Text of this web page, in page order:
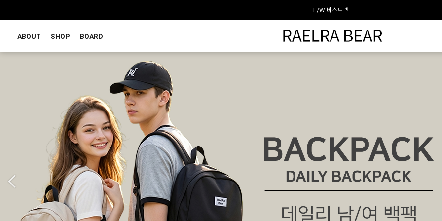
라엘라베어가 추천하는 이달의 백
ABOUT SHOP BOARD